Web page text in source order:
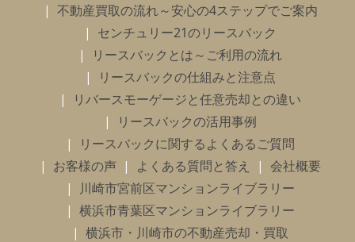
不動産買取の流れ～安心の4ステップでご案内
センチュリー21のリースバック
リースバックとは～ご利用の流れ
リースバックの仕組みと注意点
リバースモーゲージと任意売却との違い
リースバックの活用事例
リースバックに関するよくあるご質問
お客様の声
よくある質問と答え
会社概要
川崎市宮前区マンションライブラリー
横浜市青葉区マンションライブラリー
横浜市・川崎市の不動産売却・買取